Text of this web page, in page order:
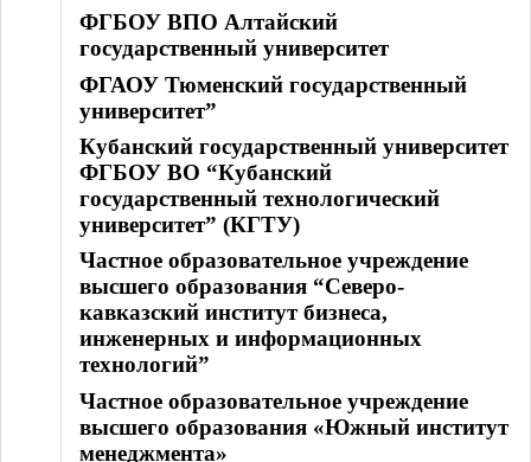
ФГБОУ ВПО Алтайский
государственный университет
ФГАОУ Тюменский государственный
университет”
Кубанский государственный университет
ФГБОУ ВО “Кубанский
государственный технологический
университет” (КГТУ)
Частное образовательное учреждение
высшего образования “Северо-
кавказский институт бизнеса,
инженерных и информационных
технологий”
Частное образовательное учреждение
высшего образования «Южный институт
менеджмента»